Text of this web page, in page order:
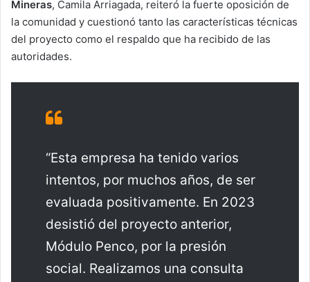
Mineras, Camila Arriagada, reiteró la fuerte oposición de
la comunidad y cuestionó tanto las características técnicas
del proyecto como el respaldo que ha recibido de las
autoridades.
“Esta empresa ha tenido varios
intentos, por muchos años, de ser
evaluada positivamente. En 2023
desistió del proyecto anterior,
Módulo Penco, por la presión
social. Realizamos una consulta